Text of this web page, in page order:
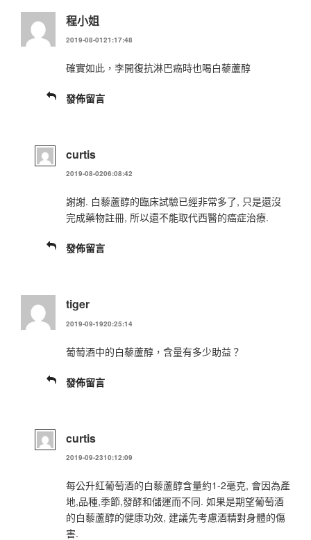
程小姐
2019-08-0121:17:48
確實如此，李開復抗淋巴癌時也喝白藜蘆醇
發佈留言
curtis
2019-08-0206:08:42
謝謝. 白藜蘆醇的臨床試驗已經非常多了, 只是還沒
完成藥物註冊, 所以還不能取代西醫的癌症治療.
發佈留言
tiger
2019-09-1920:25:14
葡萄酒中的白藜蘆醇，含量有多少助益？
發佈留言
curtis
2019-09-2310:12:09
每公升紅葡萄酒的白藜蘆醇含量約1-2毫克, 會因為產
地,品種,季節,發酵和儲運而不同. 如果是期望葡萄酒
的白藜蘆醇的健康功效, 建議先考慮酒精對身體的傷
害.